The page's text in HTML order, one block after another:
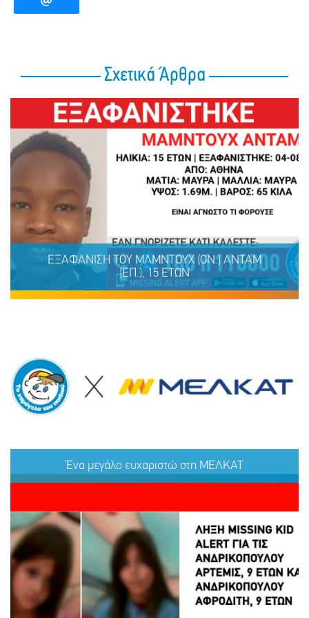
Σχετικά Άρθρα
ΕΞΑΦΑΝΙΣΗ TOY ΜΑΜΝΤΟΥΧ (ΟΝ.) ΑΝΤΑΜ
(ΕΠ.), 15 ΕΤΩΝ
ΜΟΙΡΑΣΟΥ
ΤΟ
ΔΡΑΣΕ
ΤΩΡΑ
Ένα μεγάλο ευχαριστώ στη ΜΕΛΚΑΤ